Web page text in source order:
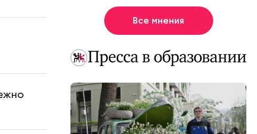
Все мнения